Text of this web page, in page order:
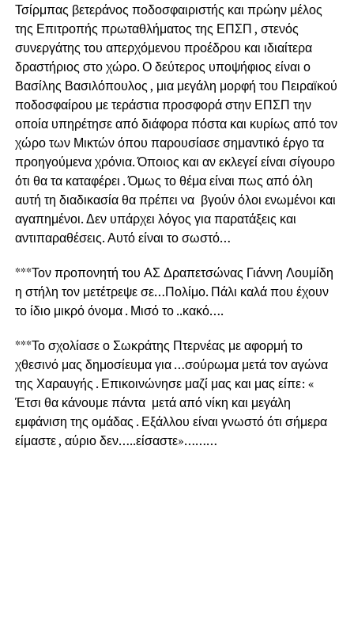
Τσίρμπας βετεράνος ποδοσφαιριστής και πρώην μέλος
της Επιτροπής πρωταθλήματος της ΕΠΣΠ , στενός
συνεργάτης του απερχόμενου προέδρου και ιδιαίτερα
δραστήριος στο χώρο. Ο δεύτερος υποψήφιος είναι ο
Βασίλης Βασιλόπουλος , μια μεγάλη μορφή του Πειραϊκού
ποδοσφαίρου με τεράστια προσφορά στην ΕΠΣΠ την
οποία υπηρέτησε από διάφορα πόστα και κυρίως από τον
χώρο των Μικτών όπου παρουσίασε σημαντικό έργο τα
προηγούμενα χρόνια. Όποιος και αν εκλεγεί είναι σίγουρο
ότι θα τα καταφέρει . Όμως το θέμα είναι πως από όλη
αυτή τη διαδικασία θα πρέπει να βγούν όλοι ενωμένοι και
αγαπημένοι. Δεν υπάρχει λόγος για παρατάξεις και
αντιπαραθέσεις. Αυτό είναι το σωστό…
***Τον προπονητή του ΑΣ Δραπετσώνας Γιάννη Λουμίδη
η στήλη τον μετέτρεψε σε…Πολίμο. Πάλι καλά που έχουν
το ίδιο μικρό όνομα . Μισό το ..κακό….
***Το σχολίασε ο Σωκράτης Πτερνέας με αφορμή το
χθεσινό μας δημοσίευμα για …σούρωμα μετά τον αγώνα
της Χαραυγής . Επικοινώνησε μαζί μας και μας είπε: «
Έτσι θα κάνουμε πάντα μετά από νίκη και μεγάλη
εμφάνιση της ομάδας . Εξάλλου είναι γνωστό ότι σήμερα
είμαστε , αύριο δεν…..είσαστε»………